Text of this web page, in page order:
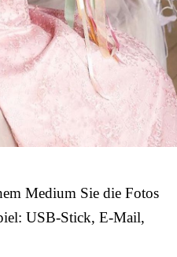
Medium Sie die Fotos
USB-Stick, E-Mail,